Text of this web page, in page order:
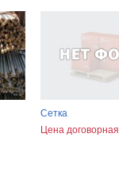
Сетка
Цена договорная